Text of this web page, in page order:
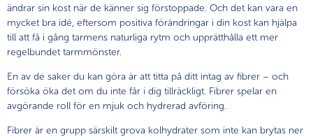
ändrar sin kost när de känner sig förstoppade. Och det kan vara en
mycket bra idé, eftersom positiva förändringar i din kost kan hjälpa
till att få i gång tarmens naturliga rytm och upprätthålla ett mer
regelbundet tarmmönster.
En av de saker du kan göra är att titta på ditt intag av fibrer – och
försöka öka det om du inte får i dig tillräckligt. Fibrer spelar en
avgörande roll för en mjuk och hydrerad avföring.
Fibrer är en grupp särskilt grova kolhydrater som inte kan brytas ner